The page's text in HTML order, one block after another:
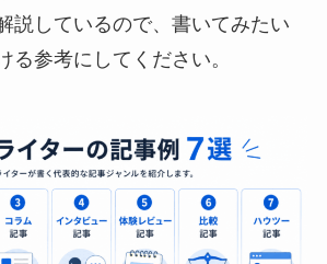
説しているので、書いてみたい
る参考にしてください。